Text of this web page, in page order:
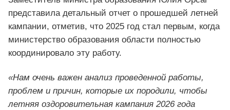
представила детальный отчет о прошедшей летней
кампании, отметив, что 2025 год стал первым, когда
министерство образования области полностью
координировало эту работу.
«Нам очень важен анализ проведенной работы,
проблем и причин, которые их породили, чтобы
летняя оздоровительная кампания 2026 года